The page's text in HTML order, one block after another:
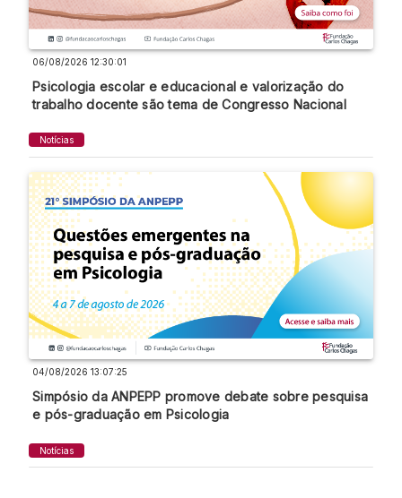
06/08/2026 12:30:01
Psicologia escolar e educacional e valorização do
trabalho docente são tema de Congresso Nacional
Notícias
04/08/2026 13:07:25
Simpósio da ANPEPP promove debate sobre pesquisa
e pós-graduação em Psicologia
Notícias